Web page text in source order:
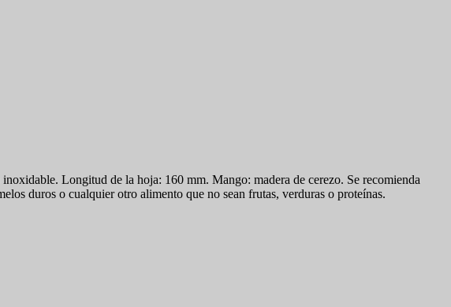
Longitud de la hoja: 160 mm. Mango: madera de cerezo. Se recomienda
duros o cualquier otro alimento que no sean frutas, verduras o proteínas.